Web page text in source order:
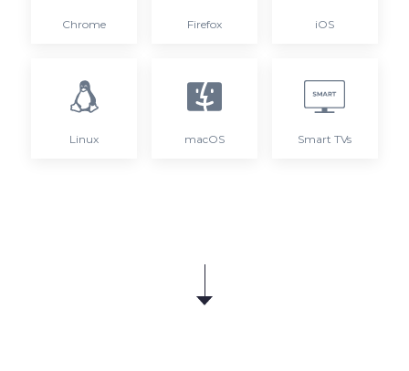
Chrome Firefox iOS
Linux macOS Smart TVs